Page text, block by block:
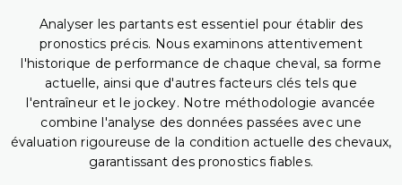
Analyser les partants est essentiel pour établir des
pronostics précis. Nous examinons attentivement
l'historique de performance de chaque cheval, sa forme
actuelle, ainsi que d'autres facteurs clés tels que
l'entraîneur et le jockey. Notre méthodologie avancée
combine l'analyse des données passées avec une
évaluation rigoureuse de la condition actuelle des chevaux,
garantissant des pronostics fiables.